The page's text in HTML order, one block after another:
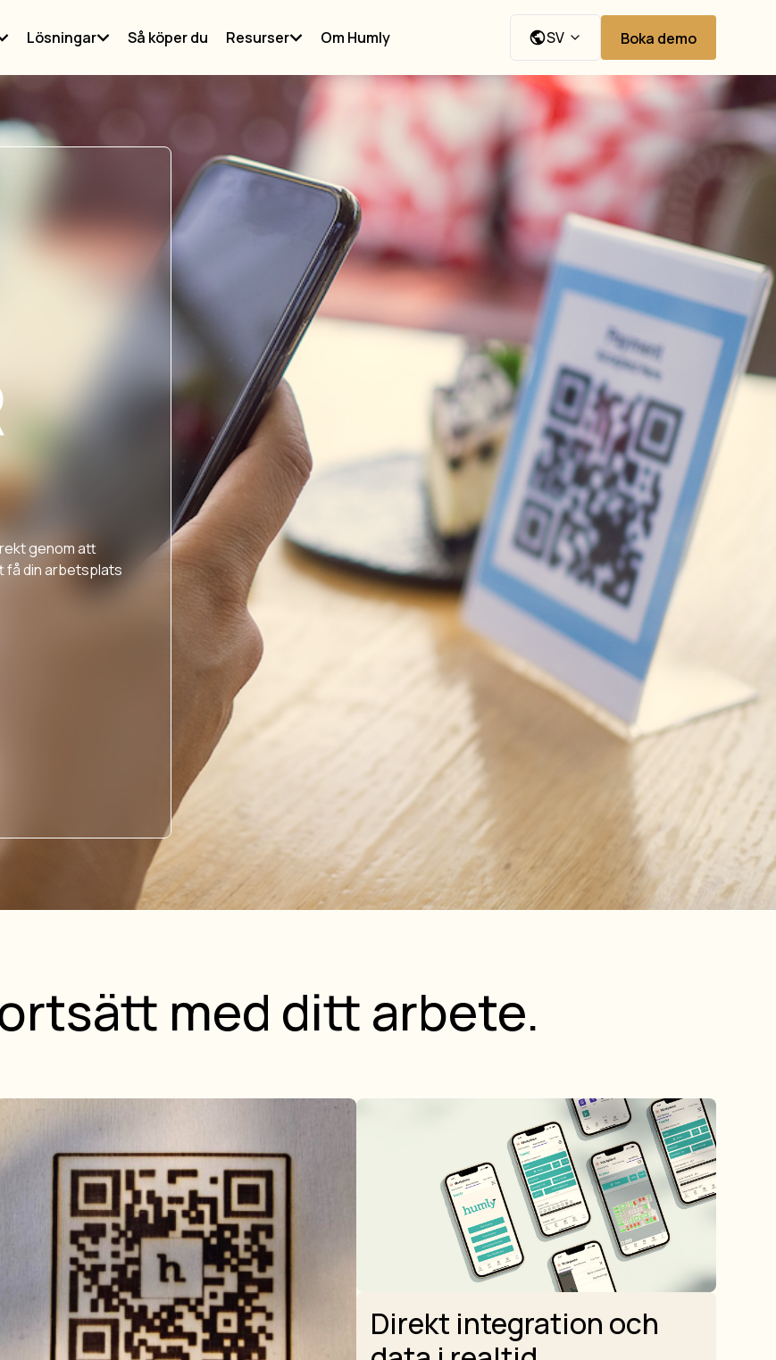
Lösningar Så köper du Resurser Om Humly SV Boka demo
genom att
få din arbetsplats
med ditt arbete.
Direkt integration och